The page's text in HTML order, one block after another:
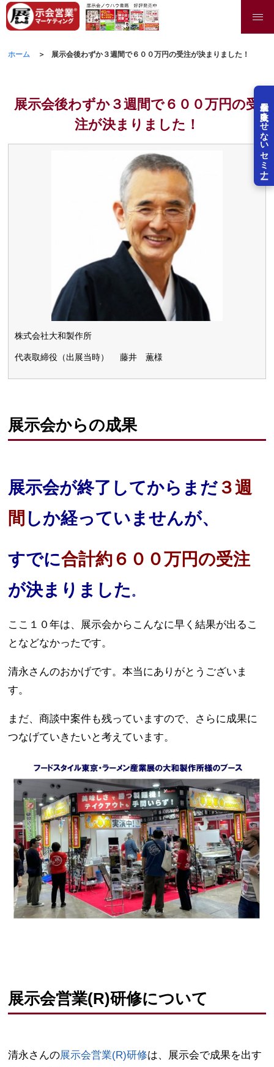
展示会を失敗させないセミナー
ホーム 展示会後わずか３週間で６００万円の受注が決まりました！
展示会後わずか３週間で６００万円の受
注が決まりました！
株式会社大和製作所
代表取締役（出展当時） 藤井 薫様
展示会からの成果
展示会が終了してからまだ３週
間 しか経っていませんが、
すでに合計約６００万円の受注
が決まりました 。
ここ１０年は、展示会からこんなに早く結果が出るこ
となどなかったです。
清永さんのおかげです。本当にありがとうございま
す。
まだ、商談中案件も残っていますので、さらに成果に
つなげていきたいと考えています。
展示会営業(R)研修について
清永さんの展示会営業(R)研修は、展示会で成果を出す